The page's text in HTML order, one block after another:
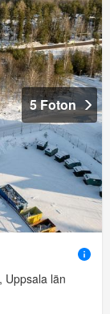
5 Foton
Uppsala län